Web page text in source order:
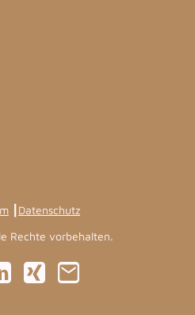
Datenschutz
Rechte vorbehalten.